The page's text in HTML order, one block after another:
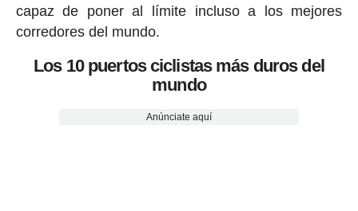
capaz de poner al límite incluso a los mejores
corredores del mundo.
Los 10 puertos ciclistas más duros del
mundo
Anúnciate aquí